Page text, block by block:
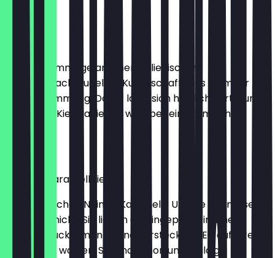
Unsere Hommage an einen italienischen
Urgeschmack. Kugel für Kugel schafft das Eis mehr
Urlaubsstimmung. Damit lässt sich herrlich verträumt
durch den Kiez flanieren, wie über eine römische
Walnuss karamellisiert
Wer sagt schon Nein zu Karamell? Unsere Walnüsse
jedenfalls nicht. Sie lieben es, eingepackt in einem
crunchy Zuckermantel und versteckt im Eis auf Ihren
Verzehr zu warten. Sie sind schon ungeduldig.